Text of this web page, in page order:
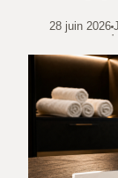
28 juin 2026
·